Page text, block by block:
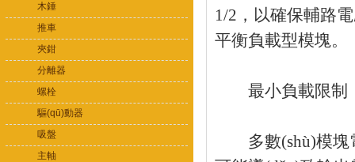
木錘
推車
夾鉗
分離器
螺栓
驅(qū)動器
吸盤
主軸
1/2，以確保輔路
平衡負載型模塊。
最小負載限制
多數(shù)模塊